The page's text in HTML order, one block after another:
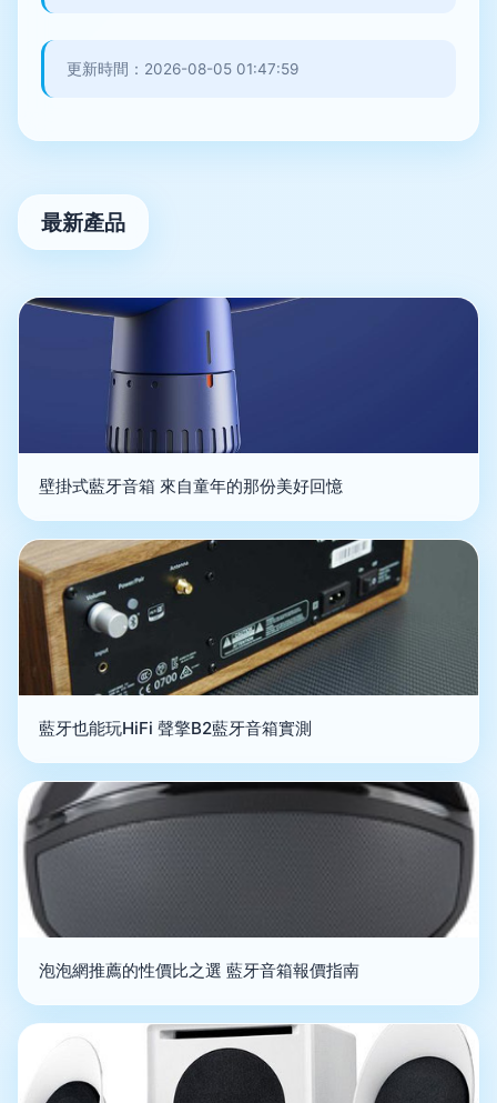
更新時間：2026-08-05 01:47:59
最新產品
壁掛式藍牙音箱 來自童年的那份美好回憶
藍牙也能玩HiFi 聲擎B2藍牙音箱實測
泡泡網推薦的性價比之選 藍牙音箱報價指南